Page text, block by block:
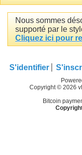
Nous sommes
supporté par le
Cliquez ici pour
S'identifier
Copyright © 2026
Bitcoin